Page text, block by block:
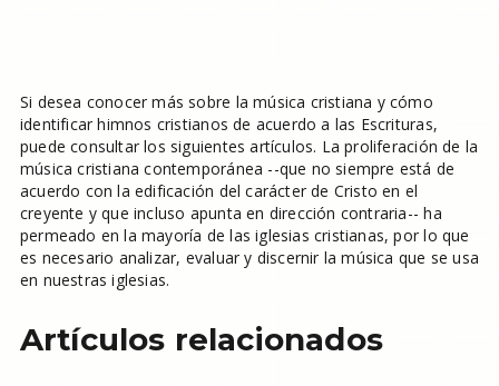
Si desea conocer más sobre la música cristiana y cómo
identificar himnos cristianos de acuerdo a las Escrituras,
puede consultar los siguientes artículos. La proliferación de la
música cristiana contemporánea --que no siempre está de
acuerdo con la edificación del carácter de Cristo en el
creyente y que incluso apunta en dirección contraria-- ha
permeado en la mayoría de las iglesias cristianas, por lo que
es necesario analizar, evaluar y discernir la música que se usa
en nuestras iglesias.
Artículos relacionados